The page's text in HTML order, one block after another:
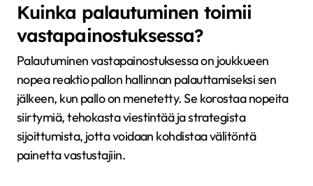
Kuinka palautuminen toimii
vastapainostuksessa?
Palautuminen vastapainostuksessa on joukkueen
nopea reaktio pallon hallinnan palauttamiseksi sen
jälkeen, kun pallo on menetetty. Se korostaa nopeita
siirtymiä, tehokasta viestintää ja strategista
sijoittumista, jotta voidaan kohdistaa välitöntä
painetta vastustajiin.